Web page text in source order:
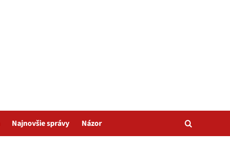
Najnovšie správy Názor